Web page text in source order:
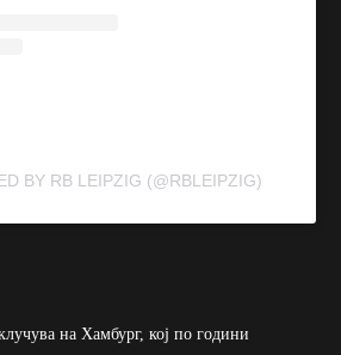
BY RB LEIPZIG (@RBLEIPZIG)
на Хамбург, кој по години